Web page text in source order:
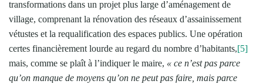
transformations dans un projet plus large d’aménagement de
village, comprenant la rénovation des réseaux d’assainissement
vétustes et la requalification des espaces publics. Une opération
certes financièrement lourde au regard du nombre d’habitants,[5]
mais, comme se plaît à l’indiquer le maire, « ce n’est pas parce
qu’on manque de moyens qu’on ne peut pas faire, mais parce